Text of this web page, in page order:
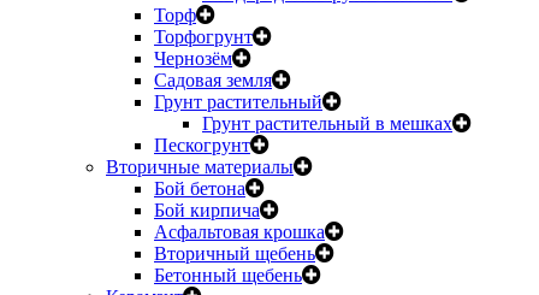
Торф
Торфогрунт
Чернозём
Садовая земля
Грунт растительный
Грунт растительный в мешках
Пескогрунт
Вторичные материалы
Бой бетона
Бой кирпича
Асфальтовая крошка
Вторичный щебень
Бетонный щебень